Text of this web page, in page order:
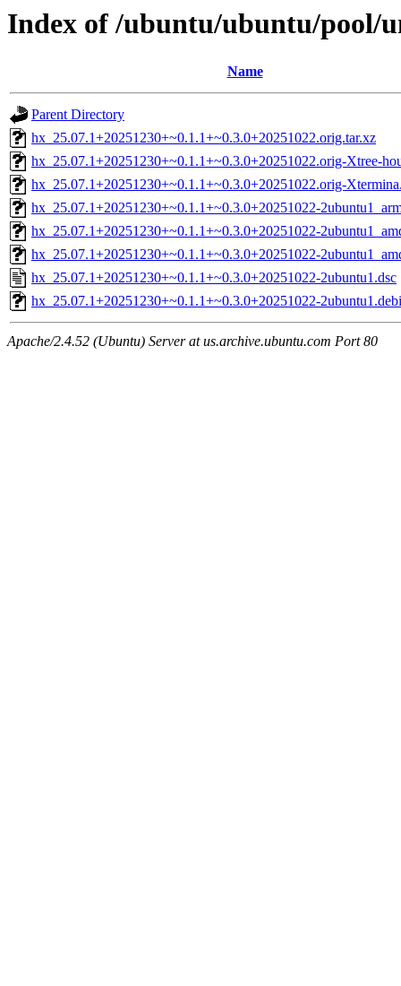
Index of /ubuntu/ubuntu/pool/
Name
Parent Directory
hx_25.07.1+20251230+~0.1.1+~0.3.0+20251022.orig.tar.xz
hx_25.07.1+20251230+~0.1.1+~0.3.0+20251022.orig-Xtree-
hx_25.07.1+20251230+~0.1.1+~0.3.0+20251022.orig-
hx_25.07.1+20251230+~0.1.1+~0.3.0+20251022-
hx_25.07.1+20251230+~0.1.1+~0.3.0+20251022-
hx_25.07.1+20251230+~0.1.1+~0.3.0+20251022-
hx_25.07.1+20251230+~0.1.1+~0.3.0+20251022-2ubuntu1.dsc
hx_25.07.1+20251230+~0.1.1+~0.3.0+20251022-
Apache/2.4.52 (Ubuntu) Server at us.archive.ubuntu.com Port 80